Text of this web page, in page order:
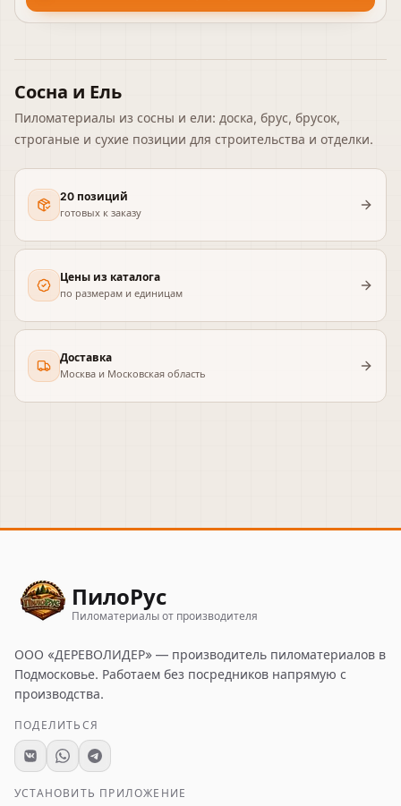
Сосна и Ель
Пиломатериалы из сосны и ели: доска, брус, брусок,
строганые и сухие позиции для строительства и отделки.
20 позиций
готовых к заказу
Цены из каталога
по размерам и единицам
Доставка
Москва и Московская область
ПилоРус
Пиломатериалы от производителя
ООО «ДЕРЕВОЛИДЕР» — производитель пиломатериалов в
Подмосковье. Работаем без посредников напрямую с
производства.
ПОДЕЛИТЬСЯ
УСТАНОВИТЬ ПРИЛОЖЕНИЕ